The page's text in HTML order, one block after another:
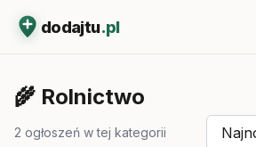
dodajtu.pl
🌾 Rolnictwo
2 ogłoszeń w tej kategorii